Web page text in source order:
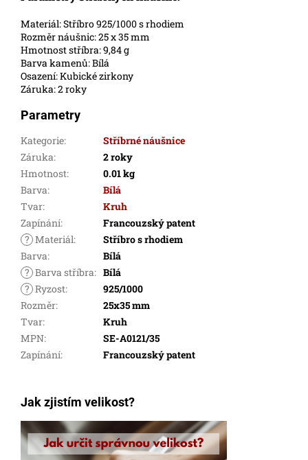
Materiál: Stříbro 925/1000 s rhodiem
Rozměr náušnic: 25 x 35 mm
Hmotnost stříbra: 9,84 g
Barva kamenů: Bílá
Osazení: Kubické zirkony
Záruka: 2 roky
Parametry
Kategorie:
Stříbrné náušnice
Záruka:
2 roky
Hmotnost:
0.01 kg
Barva:
Bílá
Tvar:
Kruh
Zapínání:
Francouzský patent
? Materiál:
Stříbro s rhodiem
Barva:
Bílá
? Barva stříbra: Bílá
? Ryzost:
925/1000
Rozměr:
25x35 mm
Tvar:
Kruh
MPN:
SE-A0121/35
Zapínání: Francouzský patent
Jak zjistím velikost?